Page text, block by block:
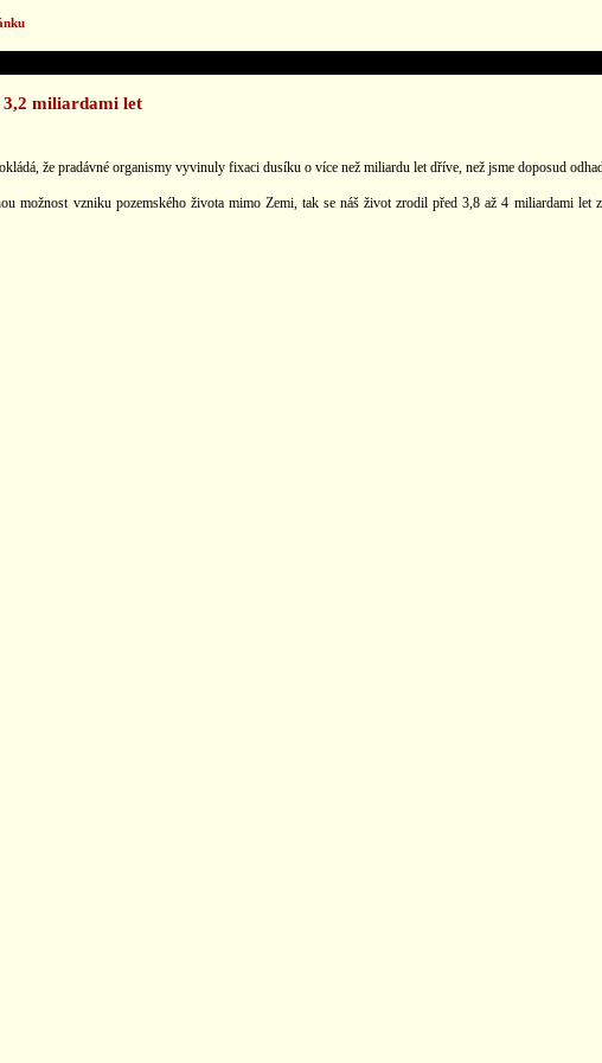
3,2 miliardami let
že pradávné organismy vyvinuly fixaci dusíku o více než miliardu let dříve, než jsme doposud
možnost vzniku pozemského života mimo Zemi, tak se náš život zrodil před 3,8 až 4 miliardami